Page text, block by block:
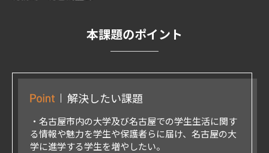
本課題のポイント
解決したい課題
・名古屋市内の大学及び名古屋での学生生活に関す
る情報や魅力を学生や保護者らに届け、名古屋の大
学に進学する学生を増やしたい。